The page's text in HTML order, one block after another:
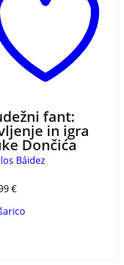
v zgodovini.
fant:
in igra
Dončića
Báidez
€